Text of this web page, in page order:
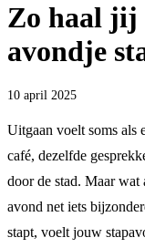
Zo haal jij
avondje
10 april 2025
Uitgaan voelt soms als
café, dezelfde
door de stad. Maar wat
avond net iets
stapt, voelt jouw